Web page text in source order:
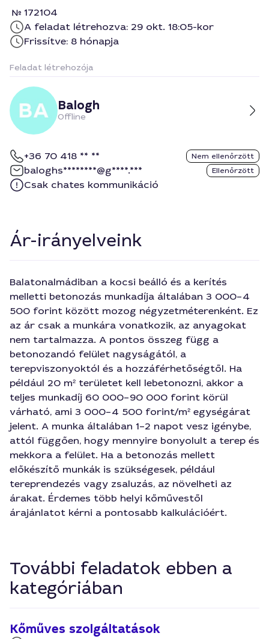
172104
A feladat létrehozva: 29 okt. 18:05-kor
Frissítve: 8 hónapja
Feladat létrehozója
Balogh
Offline
+36 70 418 ** ** Nem ellenőrzött
baloghs********@g****.*** Ellenőrzött
Csak chates kommunikáció
Ár-irányelveink
Balatonalmádiban a kocsi beálló és a kerítés
melletti betonozás munkadíja általában 3 000–4
500 forint között mozog négyzetméterenként. Ez
az ár csak a munkára vonatkozik, az anyagokat
nem tartalmazza. A pontos összeg függ a
betonozandó felület nagyságától, a
terepviszonyoktól és a hozzáférhetőségtől. Ha
például 20 m² területet kell lebetonozni, akkor a
teljes munkadíj 60 000–90 000 forint körül
várható, ami 3 000–4 500 forint/m² egységárat
jelent. A munka általában 1–2 napot vesz igénybe,
attól függően, hogy mennyire bonyolult a terep és
mekkora a felület. Ha a betonozás mellett
előkészítő munkák is szükségesek, például
tereprendezés vagy zsaluzás, az növelheti az
árakat. Érdemes több helyi kőművestől
árajánlatot kérni a pontosabb kalkulációért.
További feladatok ebben a
kategóriában
Kőműves szolgáltatások